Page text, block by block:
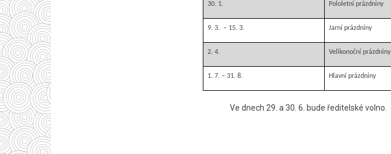
30. 1. Pololetní prázdniny
9. 3. – 15. 3. Jarní prázdniny
2. 4. Velikonoční prázdniny
1. 7. – 31. 8. Hlavní prázdniny
Ve dnech 29. a 30. 6. bude ředitelské volno.